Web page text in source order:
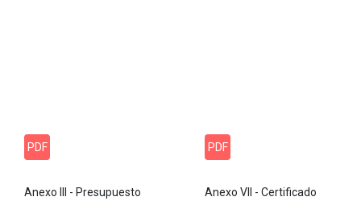
PDF
Anexo III - Presupuesto
PDF
Anexo VII - Certificado